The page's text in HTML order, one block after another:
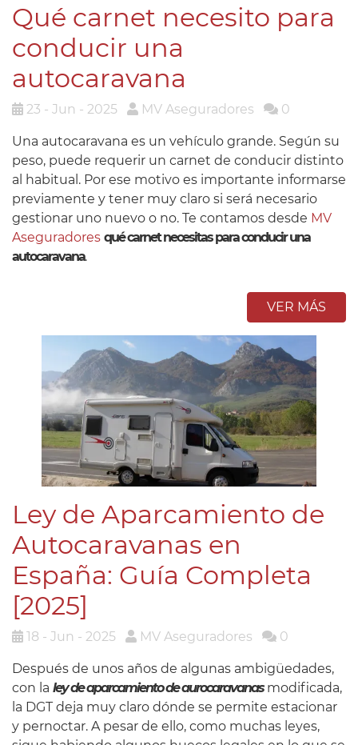
Qué carnet necesito para
conducir una
autocaravana
23 - Jun - 2025 MV Aseguradores 0
Una autocaravana es un vehículo grande. Según su
peso, puede requerir un carnet de conducir distinto
al habitual. Por ese motivo es importante informarse
previamente y tener muy claro si será necesario
gestionar uno nuevo o no. Te contamos desde MV
Aseguradores qué carnet necesitas para conducir una
autocaravana.
VER MÁS
Ley de Aparcamiento de
Autocaravanas en
España: Guía Completa
[2025]
18 - Jun - 2025 MV Aseguradores 0
Después de unos años de algunas ambigüedades,
con la ley de aparcamiento de aurocaravanasmodificada,
la DGT deja muy claro dónde se permite estacionar
y pernoctar. A pesar de ello, como muchas leyes,